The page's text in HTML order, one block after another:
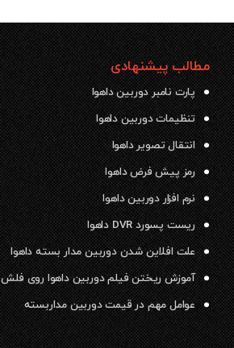
مطالب پیشنهادی
پارت نامبر دوربین داهوا
تنظیمات دوربین داهوا
انتقال تصویر داهوا
رمز پیش فرض داهوا
نرم افزار دوربین داهوا
ریست پسورد DVR داهوا
علت افلاین شدن دوربین مدار بسته داهوا
آموزش ریختن فیلم دوربین داهوا روی فلش
عوامل مهم در قیمت دوربین مداربسته